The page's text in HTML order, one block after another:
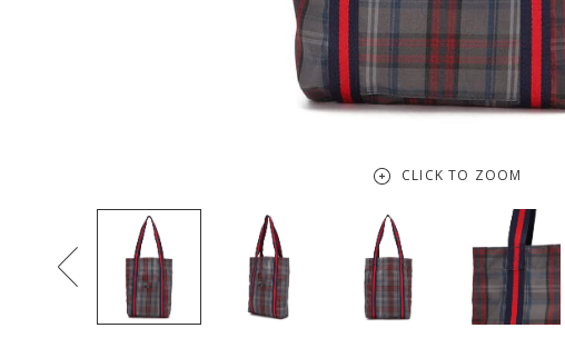
CLICK TO ZOOM